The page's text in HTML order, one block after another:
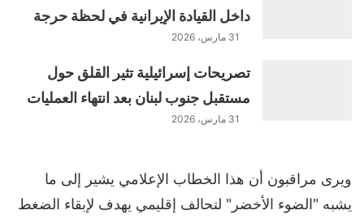
داخل القيادة الإيرانية في لحظة حرجة
31 مارس، 2026
تصريحات إسرائيلية تثير القلق حول
مستقبل جنوب لبنان بعد انتهاء العمليات
31 مارس، 2026
ويرى مراقبون أن هذا الخطاب الإعلامي يشير إلى ما
يشبه "الضوء الأخضر" لتحالف إقليمي يهدف لإبقاء الضغط